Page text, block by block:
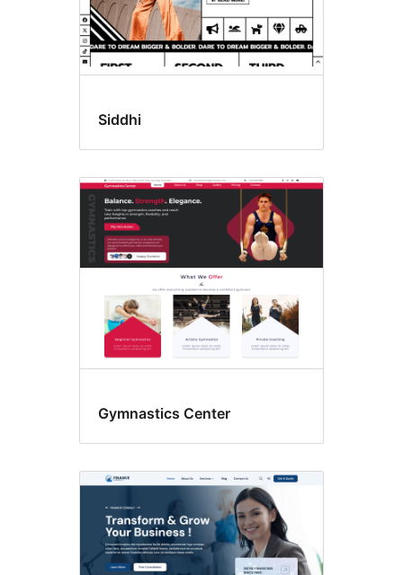
Siddhi
Gymnastics Center